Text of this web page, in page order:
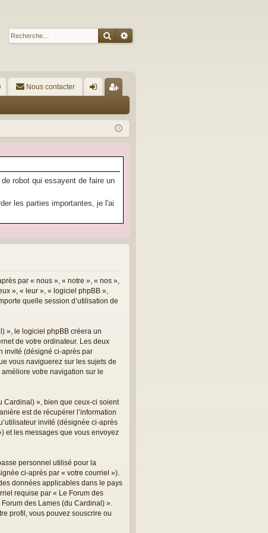
Rechercher
Recherche avancée
Nous contacter
ne
on
nr
ist
robot qui essayent de faire un
les parties importantes, je l'ai
par « nous », « notre », « nos »,
», « leur », « logiciel phpBB »,
quelle session d’utilisation de
», le logiciel phpBB créera un
de votre ordinateur. Les deux
invité (désigné ci-après par
vous naviguerez sur les sujets de
votre navigation sur le
Cardinal) », bien que ceux-ci soient
est de récupérer l’information
invité (désignée ci-après
et les messages que vous envoyez
personnel utilisé pour la
ci-après par « votre courriel »).
données applicables dans le pays
requise par « Le Forum des
des Lames (du Cardinal) ».
profil, vous pouvez souscrire ou